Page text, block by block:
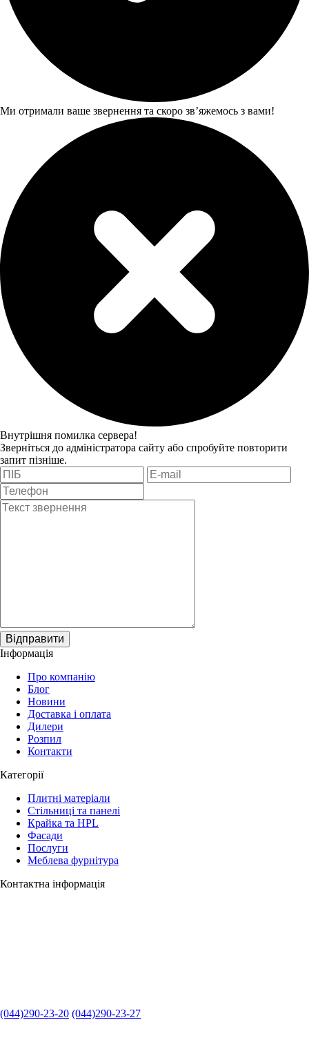
Ми отримали ваше звернення та скоро звʼяжемось з вами!
Внутрішня помилка сервера!
Зверніться до адміністратора сайту або спробуйте повторити
запит пізніше.
Відправити
Інформація
Про компанію
Блог
Новини
Доставка і оплата
Дилери
Розпил
Контакти
Категорії
Плитні матеріали
Стільниці та панелі
Крайка та HPL
Фасади
Послуги
Меблева фурнітура
Контактна інформація
(044)290-23-20 (044)290-23-27